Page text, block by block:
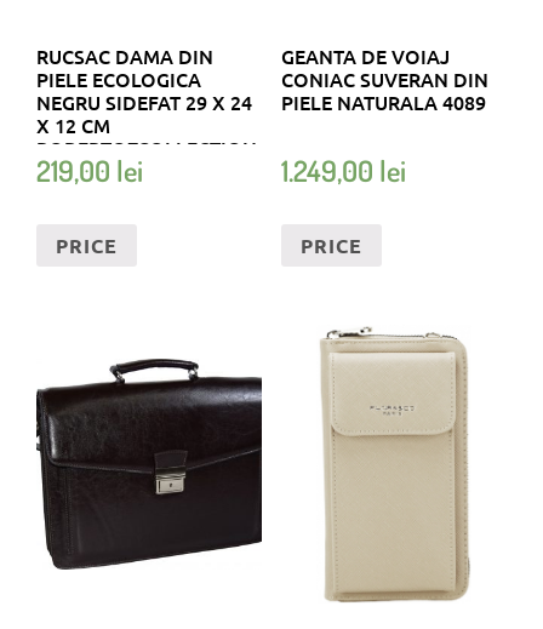
RUCSAC DAMA DIN
PIELE ECOLOGICA
NEGRU SIDEFAT 29 X 24
X 12 CM
ROBERTOZCOLLECTION
219,00 lei
PRICE
GEANTA DE VOIAJ
CONIAC SUVERAN DIN
PIELE NATURALA 4089
1.249,00 lei
PRICE